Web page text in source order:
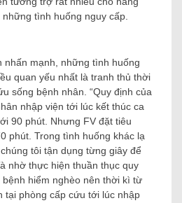
tình huống nguy cấp.
nhấn mạnh, những tình huống
quan yếu nhất là tranh thủ thời
sống bệnh nhân. “Quy định của
nhập viện tới lúc kết thúc ca
90 phút. Nhưng FV đặt tiêu
phút. Trong tình huống khác lạ
tôi tận dụng từng giây để
nhờ thực hiện thuần thục quy
hiểm nghèo nên thời kì từ
tại phòng cấp cứu tới lúc nhập